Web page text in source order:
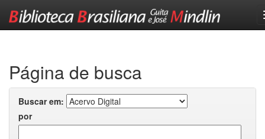
Página de busca
Buscar em:
por